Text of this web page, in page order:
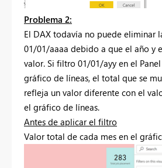
Problema 2:
El DAX todavía no puede eliminar
01/01/aaaa debido a que el año y
valor. Si filtro 01/01/ayy en el
gráfico de líneas, el total que se
refleja un valor diferente con el
el gráfico de líneas.
Antes de aplicar el filtro
Valor total de cada mes en el